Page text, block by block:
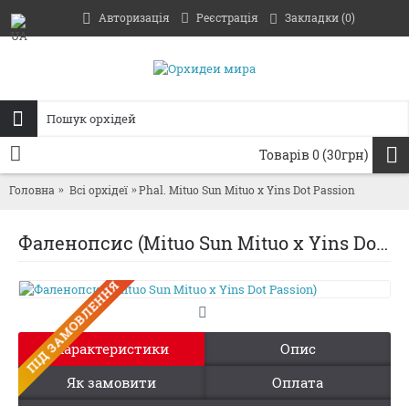
Авторизація Реєстрація Закладки (0)
Товарів 0 (30грн)
Головна Всі орхідеї Phal. Mituo Sun Mituo x Yins Dot Passion
Фаленопсис (Mituo Sun Mituo x Yins Dot Passion)
ПIД ЗАМОВЛЕННЯ
Характеристики
Опис
Як замовити
Оплата